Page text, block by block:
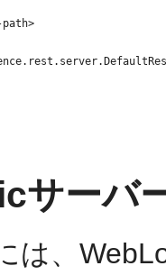
path>
サーバ
は、